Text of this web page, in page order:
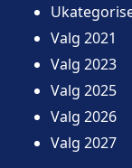
Valg 2021
Valg 2023
Valg 2025
Valg 2026
Valg 2027